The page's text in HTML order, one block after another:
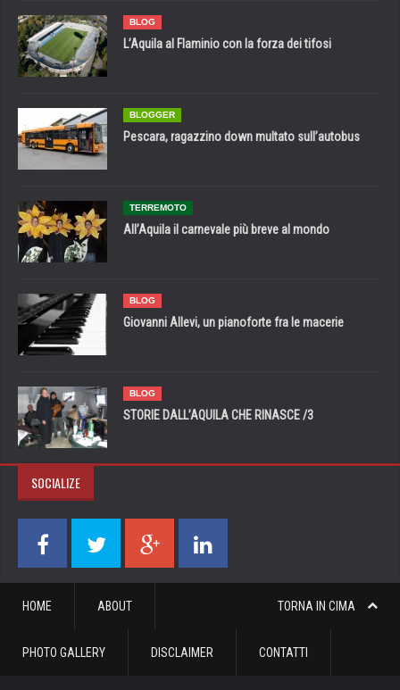
BLOG
L’Aquila al Flaminio con la forza dei tifosi
BLOGGER
Pescara, ragazzino down multato sull’autobus
TERREMOTO
All’Aquila il carnevale più breve al mondo
BLOG
Giovanni Allevi, un pianoforte fra le macerie
BLOG
STORIE DALL’AQUILA CHE RINASCE /3
SOCIALIZE
TORNA IN CIMA
HOME ABOUT
PHOTO GALLERY DISCLAIMER CONTATTI